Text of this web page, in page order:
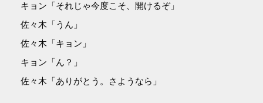
キョン「それじゃ今度こそ、開けるぞ」
佐々木「うん」
佐々木「キョン」
キョン「ん？」
佐々木「ありがとう。さようなら」